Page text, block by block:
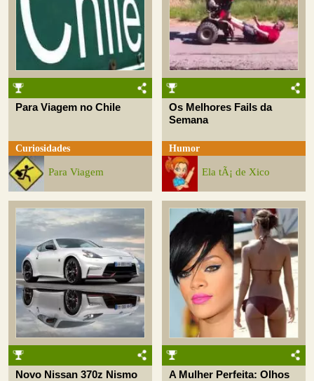
Para Viagem no Chile
Curiosidades
Para Viagem
Os Melhores Fails da
Semana
Humor
Ela tÃ¡ de Xico
Novo Nissan 370z Nismo
A Mulher Perfeita: Olhos